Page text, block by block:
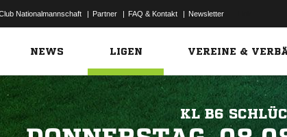
Nationalmannschaft | Partner | FAQ & Kontakt | Newsletter
NEWS LIGEN VEREINE &
KL B6